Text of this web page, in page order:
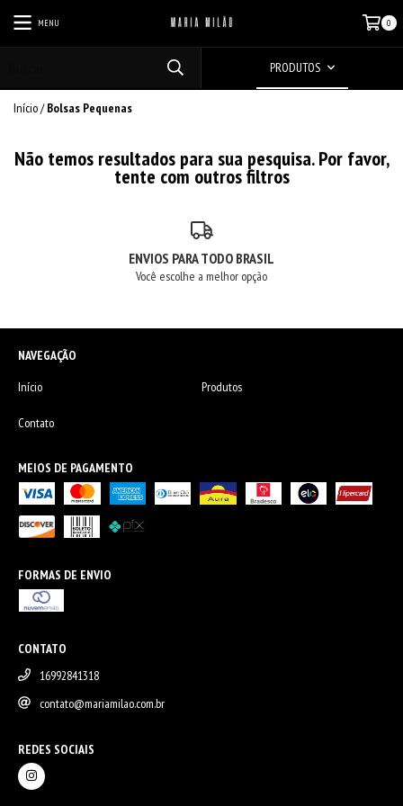
MENU 0
PRODUTOS
Início/ Bolsas Pequenas
Não temos resultados para sua pesquisa. Por favor,
tente com outros filtros
ENVIOS PARA TODO BRASIL
Você escolhe a melhor opção
NAVEGAÇÃO
Início
Produtos
Contato
MEIOS DE PAGAMENTO
FORMAS DE ENVIO
CONTATO
16992841318
contato@mariamilao.com.br
REDES SOCIAIS